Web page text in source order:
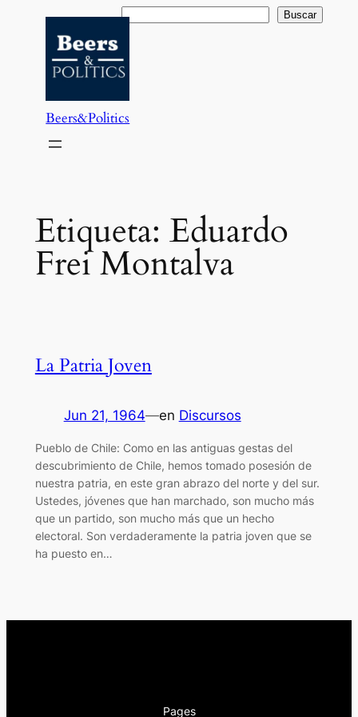
contenido
Buscar Buscar
Beers&Politics
Etiqueta: Eduardo
Frei Montalva
La Patria Joven
Jun 21, 1964—en Discursos
Pueblo de Chile: Como en las antiguas gestas del
descubrimiento de Chile, hemos tomado posesión de
nuestra patria, en este gran abrazo del norte y del sur.
Ustedes, jóvenes que han marchado, son mucho más
que un partido, son mucho más que un hecho
electoral. Son verdaderamente la patria joven que se
ha puesto en…
Pages